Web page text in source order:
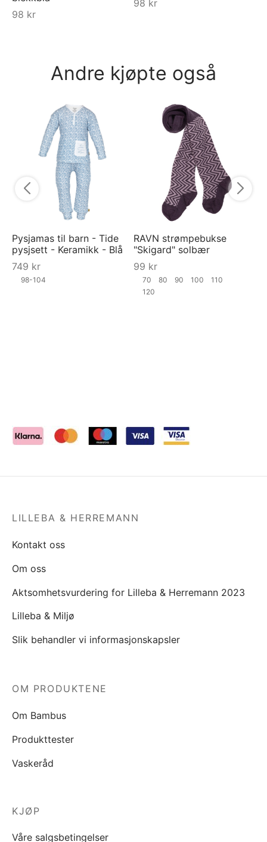
98 kr
98 kr
Andre kjøpte også
Pysjamas til barn - Tide
pysjsett - Keramikk - Blå
749 kr
98-104
RAVN strømpebukse
"Skigard" solbær
99 kr
70 80 90 100
110
120
LILLEBA & HERREMANN
Kontakt oss
Om oss
Aktsomhetsvurdering for Lilleba & Herremann 2023
Lilleba & Miljø
Slik behandler vi informasjonskapsler
OM PRODUKTENE
Om Bambus
Produkttester
Vaskeråd
KJØP
Våre salgsbetingelser